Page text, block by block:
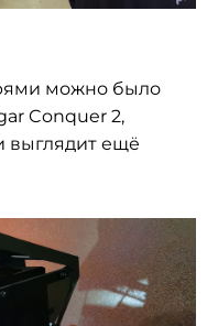
можно было
Conquer 2,
выглядит ещё